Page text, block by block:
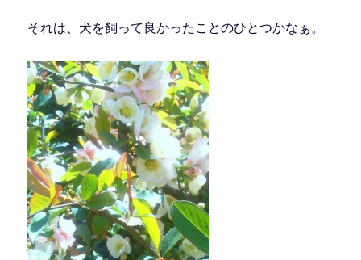
それは、犬を飼って良かったことのひとつかなぁ。